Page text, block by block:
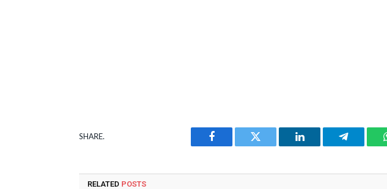
SHARE.
Facebook Twitter LinkedIn Telegram
RELATED POSTS